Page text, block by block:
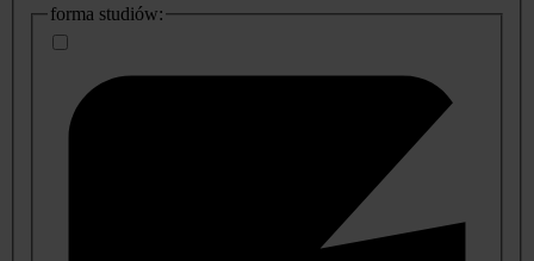
dodatkowe
informacje
forma studiów: